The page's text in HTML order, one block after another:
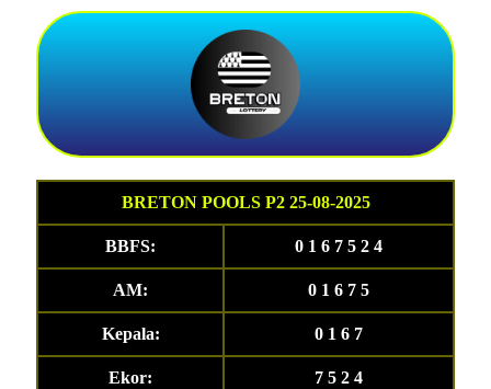
BRETON POOLS P2 25-08-2025
BBFS: 0 1 6 7 5 2 4
AM: 0 1 6 7 5
Kepala: 0 1 6 7
Ekor: 7 5 2 4